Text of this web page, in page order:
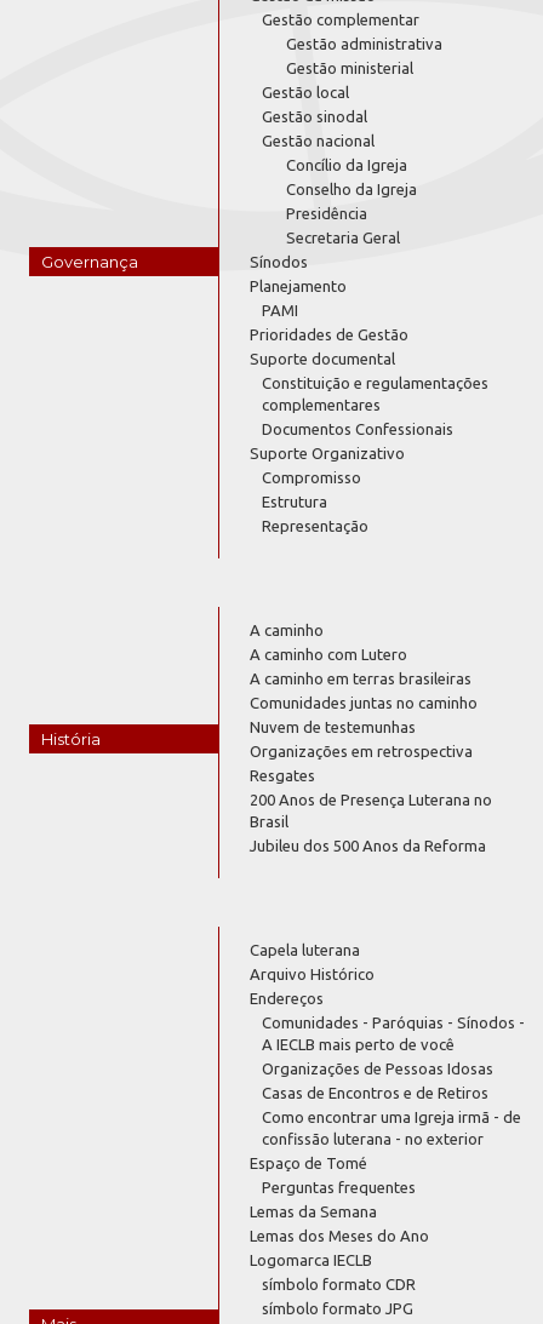
Governança
Gestão complementar
Gestão administrativa
Gestão ministerial
Gestão local
Gestão sinodal
Gestão nacional
Concílio da Igreja
Conselho da Igreja
Presidência
Secretaria Geral
Sínodos
Planejamento
PAMI
Prioridades de Gestão
Suporte documental
Constituição e regulamentações
complementares
Documentos Confessionais
Suporte Organizativo
Compromisso
Estrutura
Representação
História
A caminho
A caminho com Lutero
A caminho em terras brasileiras
Comunidades juntas no caminho
Nuvem de testemunhas
Organizações em retrospectiva
Resgates
200 Anos de Presença Luterana no
Brasil
Jubileu dos 500 Anos da Reforma
Capela luterana
Arquivo Histórico
Endereços
Comunidades - Paróquias - Sínodos -
A IECLB mais perto de você
Organizações de Pessoas Idosas
Casas de Encontros e de Retiros
Como encontrar uma Igreja irmã - de
confissão luterana - no exterior
Espaço de Tomé
Perguntas frequentes
Lemas da Semana
Lemas dos Meses do Ano
Logomarca IECLB
símbolo formato CDR
símbolo formato JPG